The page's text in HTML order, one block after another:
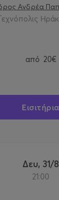
Ανδρέα
από 20€
Εισιτήρια
Δευ, 31/8
21:00